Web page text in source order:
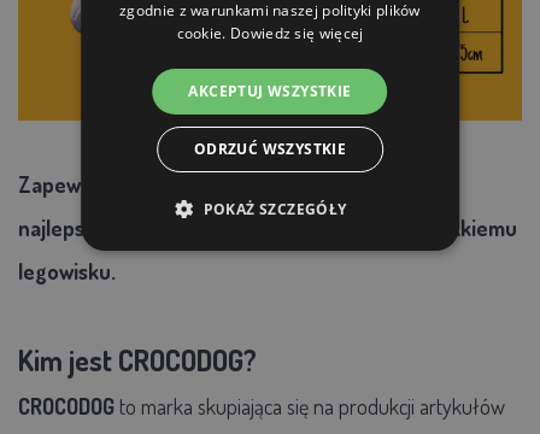
Zapewnij swojemu najlepszemu zwierzakowi
najlepszą opiekę i komfort dzięki naszemu miękkiemu
legowisku.
Kim jestCROCODOG?
CROCODOG to marka skupiająca się na produkcji artykułów
zgodnie z warunkami naszej polityki plików
cookie. Dowiedz się więcej
AKCEPTUJ WSZYSTKIE
ODRZUĆ WSZYSTKIE
POKAŻ SZCZEGÓŁY